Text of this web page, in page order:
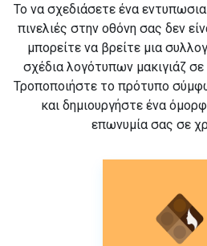
Το να σχεδιάσετε ένα
πινελιές στην οθόνη σας δεν
μπορείτε να βρείτε μια
σχέδια λογότυπων μακιγιάζ
Τροποποιήστε το πρότυπο
και δημιουργήστε ένα
επωνυμία σας σε